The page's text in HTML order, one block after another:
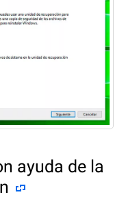
ayuda de la